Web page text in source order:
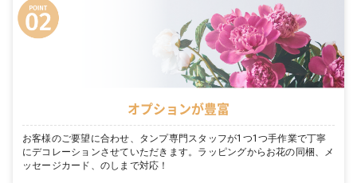
オプションが豊富
お客様のご要望に合わせ、タンプ専門スタッフが1つ1つ手作業で丁寧
にデコレーションさせていただきます。ラッピングからお花の同梱、メ
ッセージカード、のしまで対応！